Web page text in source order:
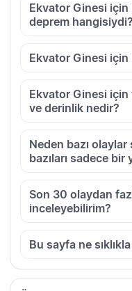
Ekvator Ginesi
deprem hangisiydi?
Ekvator Ginesi
Ekvator Ginesi
ve derinlik nedir?
Neden bazı
bazıları sadece
Son 30 olaydan
inceleyebilirim?
Bu sayfa ne